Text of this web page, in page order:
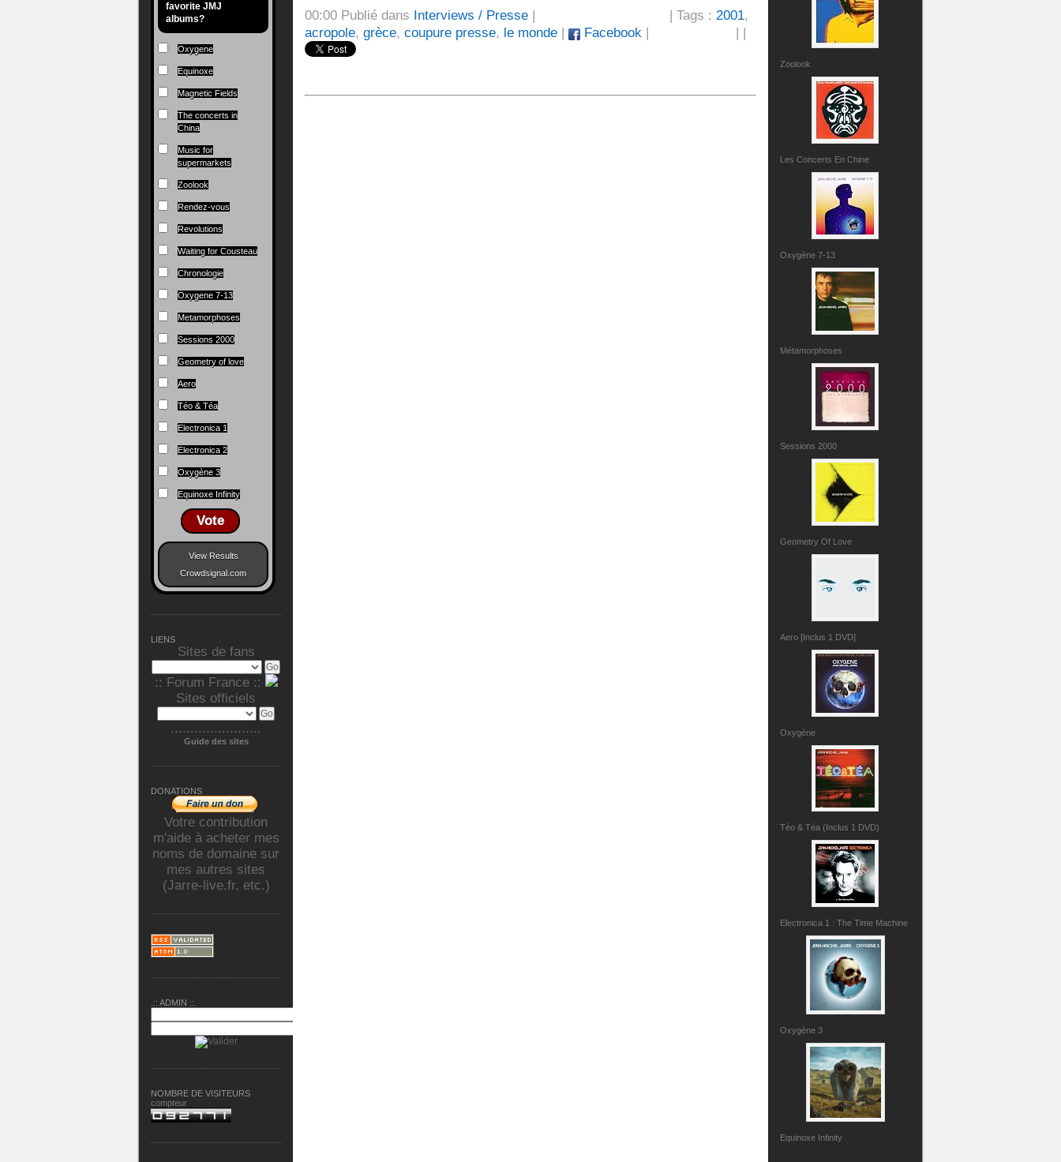
favorite JMJ
albums?
Oxygene
Equinoxe
Magnetic Fields
The concerts in
China
Music for
supermarkets
Zoolook
Rendez-vous
Revolutions
Waiting for Cousteau
Chronologie
Oxygene 7-13
Metamorphoses
Sessions 2000
Geometry of love
Aero
Téo & Téa
Electronica 1
Electronica 2
Oxygène 3
Equinoxe Infinity
Vote
View Results
Crowdsignal.com
LIENS
Sites de fans
:: Forum France ::
Sites officiels
.......................
Guide des sites
DONATIONS
Votre contribution
m'aide à acheter mes
noms de domaine sur
mes autres sites
(Jarre-live.fr, etc.)
.:: ADMIN ::.
NOMBRE DE VISITEURS
compteur
Zoolook
Les Concerts En Chine
Oxygène 7-13
Métamorphoses
Sessions 2000
Geometry Of Love
Aero [Inclus 1 DVD]
Oxygène
Téo & Téa (Inclus 1 DVD)
Electronica 1 : The Time Machine
Oxygène 3
Equinoxe Infinity
00:00 Publié dans Interviews / Presse | | Tags : 2001,
acropole, grèce, coupure presse, le monde | Facebook | | |